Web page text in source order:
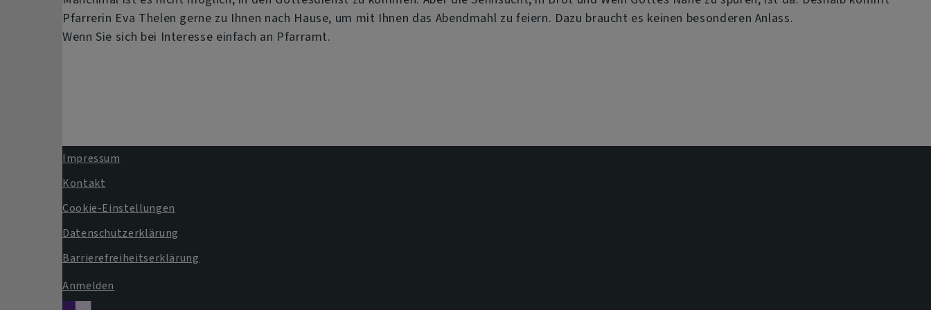
Pfarrerin Eva Thelen gerne zu Ihnen nach Hause, um mit Ihnen das Abendmahl zu feiern. Dazu braucht es keinen besonderen Anlass.
Wenn Sie sich bei Interesse einfach an Pfarramt.
Fußbereichsmenü
Impressum
Kontakt
Cookie-Einstellungen
Datenschutzerklärung
Barrierefreiheitserklärung
Anmelden